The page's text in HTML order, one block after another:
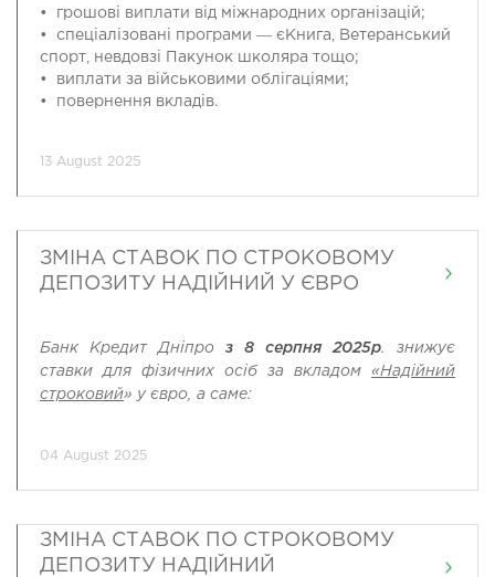
•⁠ ⁠грошові виплати від міжнародних організацій;
•⁠ ⁠спеціалізовані програми ― єКнига, Ветеранський
спорт, невдовзі Пакунок школяра тощо;
•⁠ ⁠виплати за військовими облігаціями;
• повернення вкладів.
13 August 2025
ЗМІНА СТАВОК ПО СТРОКОВОМУ
ДЕПОЗИТУ НАДІЙНИЙ У ЄВРО
Банк Кредит Дніпро з 8 серпня 2025р. знижує
ставки для фізичних осіб за вкладом «Надійний
строковий» у євро, а саме:
04 August 2025
ЗМІНА СТАВОК ПО СТРОКОВОМУ
ДЕПОЗИТУ НАДІЙНИЙ